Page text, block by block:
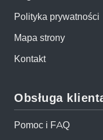
Polityka prywatności
Mapa strony
Kontakt
Obsługa
Pomoc i FAQ